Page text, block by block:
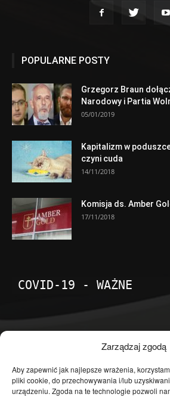
Zarządzaj zgodą
Aby zapewnić jak najlepsze wrażenia,
pliki cookie, do przechowywania i/lub
urządzeniu. Zgoda na te technologie pozwoli
POPULARNE POSTY
Grzegorz Braun
Narodowy i Partia
05/01/2019
Kapitalizm w
czyni cuda
14/11/2018
Komisja ds. Amber
17/11/2018
COVID-19 - WAŻNE
Temat dnia
Publicystyka